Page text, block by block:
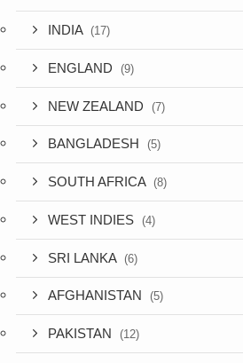
INDIA (17)
ENGLAND (9)
NEW ZEALAND (7)
BANGLADESH (5)
SOUTH AFRICA (8)
WEST INDIES (4)
SRI LANKA (6)
AFGHANISTAN (5)
PAKISTAN (12)